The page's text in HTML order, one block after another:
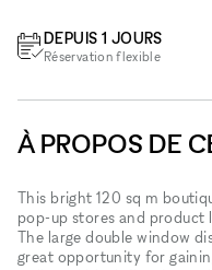
DEPUIS 1 JOURS
Réservation flexible
À PROPOS DE
This bright 120 sq m
pop-up stores and product
The large double window
great opportunity for